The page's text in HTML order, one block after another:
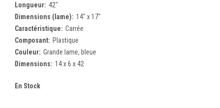
Longueur: 42"
Dimensions (lame): 14" x 17"
Caractéristique: Carrée
Composant: Plastique
Couleur: Grande lame, bleue
Dimensions: 14 x 6 x 42
En Stock